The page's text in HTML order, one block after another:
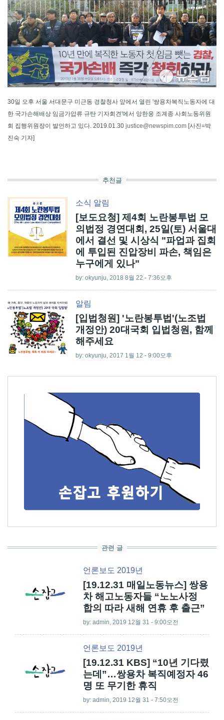
30일 오후 서울 서대문구 미근동 경찰청사 앞에서 열린 '쌍용차복직노동자에 대
한 국가손해배상 임금가압류 규탄 기자회견'에서 앙한웅 조계종 사회노동위원
회 집행위원장이 발언하고 있다. 2019.01.30 justice@newspim.com [사진=박
진숙 기자]
추천글
소식 알림
[보도요청] 제4회 노란봉투법 모
의법정 경연대회, 25일(토) 서울대
에서 결선 및 시상식 "파업과 집회
에 투입된 진압장비 파손, 책임은
누구에게 있나"
by: okyunju, 2018 8월 22 - 7:36오후
알림
[입법청원] '노란봉투법'(노조법
개정안) 20대국회 입법청원, 함께
해주세요
by: okyunju, 2017 1월 12 - 9:00오후
관련 글
언론보도 2019년
[19.12.31 매일노동뉴스] 쌍용
차 해고노동자들 “노노사정
합의 따라 새해 연휴 후 출근”
by: admin , 2019 12월 31 - 9:00오전
언론보도 2019년
[19.12.31 KBS] “10년 기다렸
는데”…쌍용차 복직예정자 46
명 또 무기한 휴직
by: admin , 2019 12월 31 - 7:50오전